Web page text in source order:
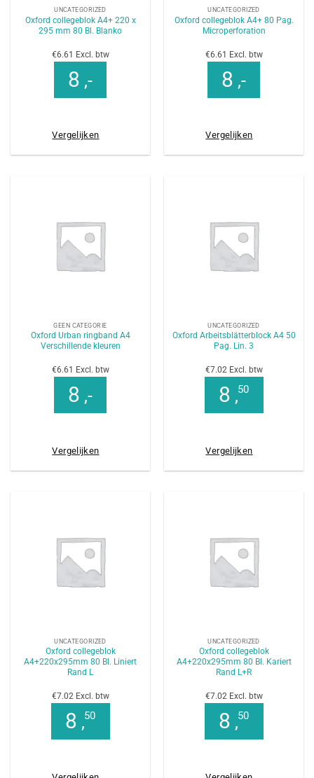
UNCATEGORIZED
Oxford collegeblok A4+ 220 x
295 mm 80 Bl. Blanko
€6.61 Excl. btw
8 ,-
Vergelijken
UNCATEGORIZED
Oxford collegeblok A4+ 80 Pag.
Microperforation
€6.61 Excl. btw
8 ,-
Vergelijken
GEEN CATEGORIE
Oxford Urban ringband A4
Verschillende kleuren
€6.61 Excl. btw
8 ,-
Vergelijken
UNCATEGORIZED
Oxford Arbeitsblätterblock A4 50
Pag. Lin. 3
€7.02 Excl. btw
8 ,50
Vergelijken
UNCATEGORIZED
Oxford collegeblok
A4+220x295mm 80 Bl. Liniert
Rand L
€7.02 Excl. btw
8 ,50
UNCATEGORIZED
Oxford collegeblok
A4+220x295mm 80 Bl. Kariert
Rand L+R
€7.02 Excl. btw
8 ,50